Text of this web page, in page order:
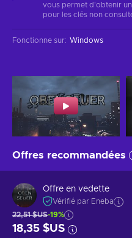
vous permet d'obtenir
pour les clés non
Fonctionne sur: Windows
Offres recommandées
Offre en vedette
Vérifié par Eneba
22,51 $US-19%
18,35 $US